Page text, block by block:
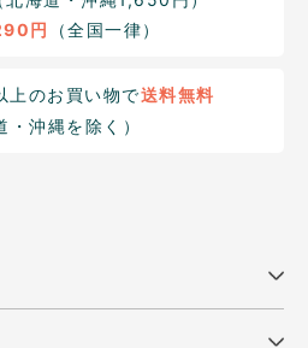
円 （全国一律）
上のお買い物で送料無料
・沖縄を除く）